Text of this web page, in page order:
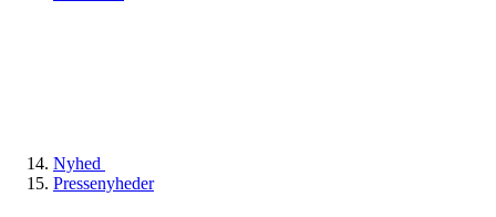
Nyhed
Pressenyheder